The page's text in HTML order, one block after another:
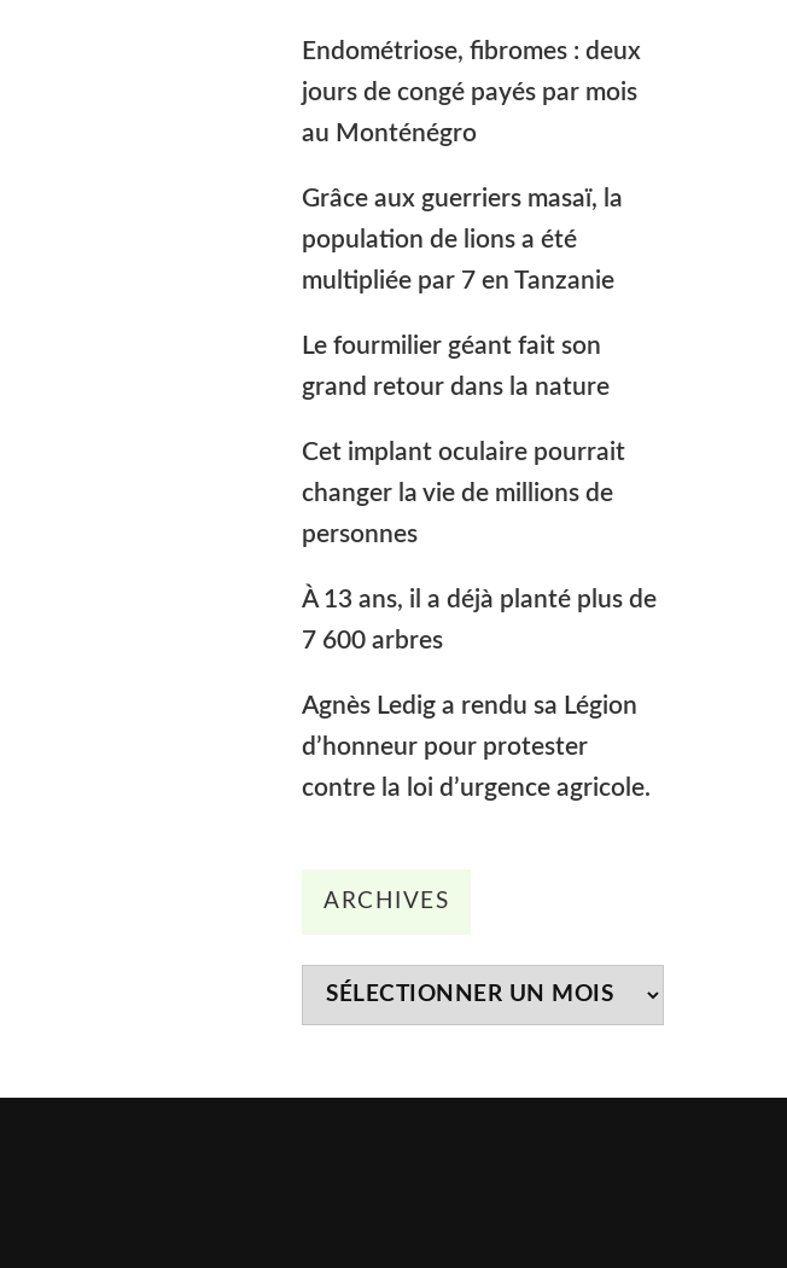
Endométriose, fibromes : deux
jours de congé payés par mois
au Monténégro
Grâce aux guerriers masaï, la
population de lions a été
multipliée par 7 en Tanzanie
Le fourmilier géant fait son
grand retour dans la nature
Cet implant oculaire pourrait
changer la vie de millions de
personnes
À 13 ans, il a déjà planté plus de
7 600 arbres
Agnès Ledig a rendu sa Légion
d’honneur pour protester
contre la loi d’urgence agricole.
ARCHIVES